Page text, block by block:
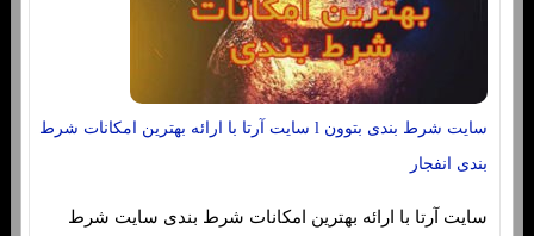
سایت شرط بندی بتوون l سایت آرتا با ارائه بهترین امکانات شرط
بندی انفجار
سایت آرتا با ارائه بهترین امکانات شرط بندی سایت شرط